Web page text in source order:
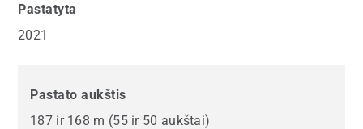
Pastatyta
2021
Pastato aukštis
187 ir 168 m (55 ir 50 aukštai)